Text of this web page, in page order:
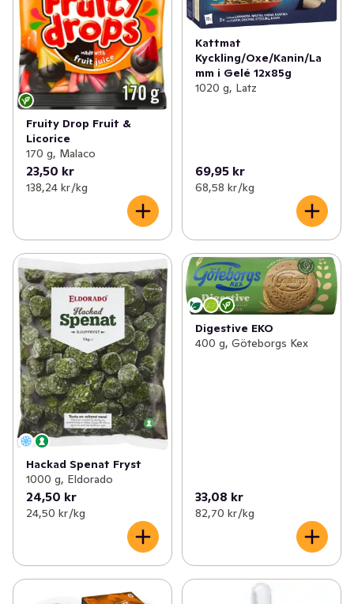
Fruity Drop Fruit &
Licorice
170 g, Malaco
23,50 kr
138,24 kr /kg
Kattmat
Kyckling/Oxe/Kanin/La
mm i Gelé 12x85g
1020 g, Latz
69,95 kr
68,58 kr /kg
Hackad Spenat Fryst
1000 g, Eldorado
24,50 kr
24,50 kr /kg
Digestive EKO
400 g, Göteborgs Kex
33,08 kr
82,70 kr /kg